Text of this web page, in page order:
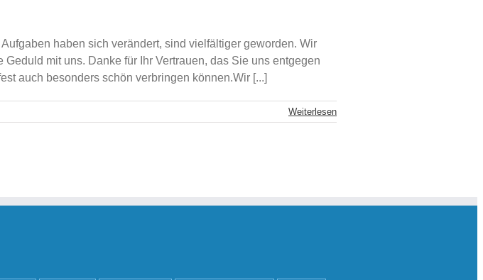
haben sich verändert, sind vielfältiger geworden. Wir
mit uns. Danke für Ihr Vertrauen, das Sie uns entgegen
auch besonders schön verbringen können.Wir [...]
Weiterlesen